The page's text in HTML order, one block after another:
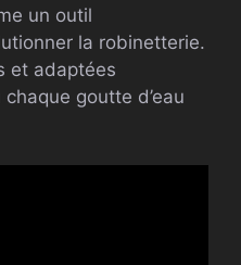
un outil
la robinetterie.
et adaptées
goutte d’eau